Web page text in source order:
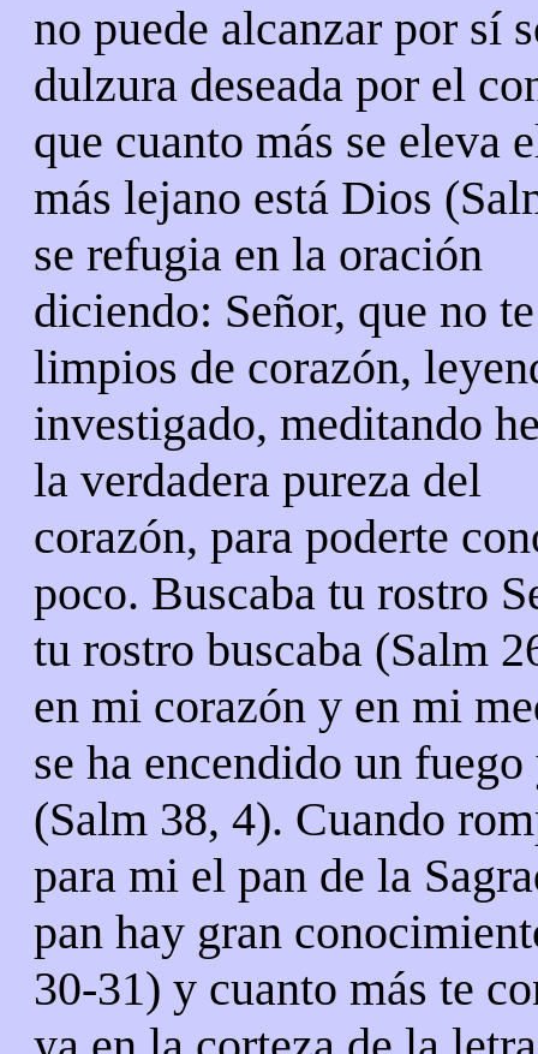
no puede alcanzar por sí
dulzura deseada por el
que cuanto más se eleva
más lejano está Dios
se refugia en la oración
diciendo: Señor, que no
limpios de corazón,
investigado, meditando
la verdadera pureza del
corazón, para poderte
poco. Buscaba tu rostro
tu rostro buscaba (Salm
en mi corazón y en mi
se ha encendido un
(Salm 38, 4). Cuando
para mi el pan de la
pan hay gran
30-31) y cuanto más te